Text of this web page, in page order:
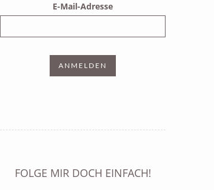
E-Mail-Adresse
FOLGE MIR DOCH EINFACH!